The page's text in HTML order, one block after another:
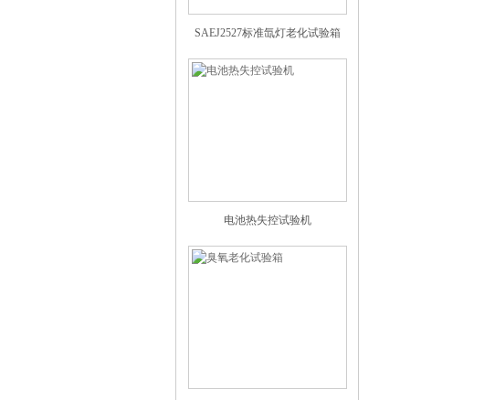
SAEJ2527标准氙灯老化试验箱
电池热失控试验机